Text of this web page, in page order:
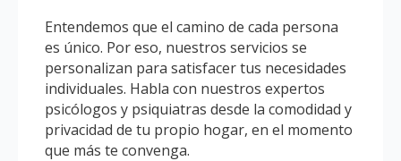
Entendemos que el camino de cada persona
es único. Por eso, nuestros servicios se
personalizan para satisfacer tus necesidades
individuales. Habla con nuestros expertos
psicólogos y psiquiatras desde la comodidad y
privacidad de tu propio hogar, en el momento
que más te convenga.